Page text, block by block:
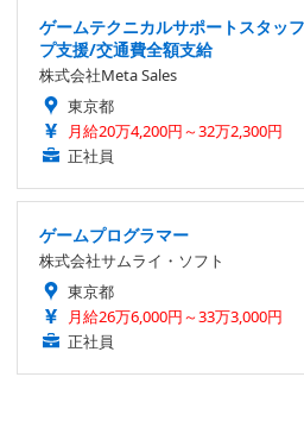
ゲームテクニカルサポートスタッ
プ支援/交通費全額支給
株式会社Meta Sales
東京都
月給20万4,200円～32万2,300円
正社員
ゲームプログラマー
株式会社サムライ・ソフト
東京都
月給26万6,000円～33万3,000円
正社員